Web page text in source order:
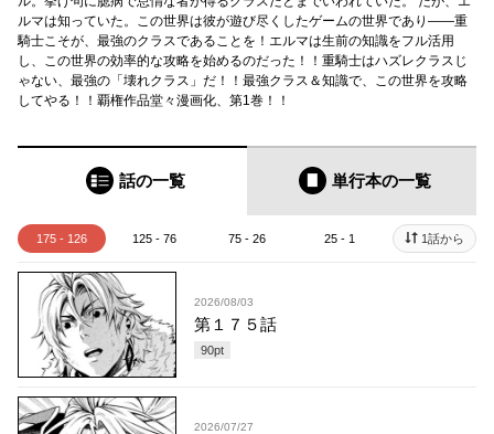
ルマは知っていた。この世界は彼が遊び尽くしたゲームの世界であり――重
騎士こそが、最強のクラスであることを！エルマは生前の知識をフル活用
し、この世界の効率的な攻略を始めるのだった！！重騎士はハズレクラスじ
ゃない、最強の「壊れクラス」だ！！最強クラス＆知識で、この世界を攻略
してやる！！覇権作品堂々漫画化、第1巻！！
話の一覧 単行本の一覧
175 - 126 125 - 76 75 - 26 25 - 1 1話から
2026/08/03
第１７５話
90pt
2026/07/27